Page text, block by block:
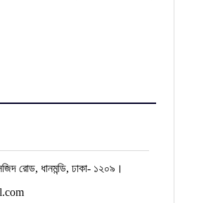
রোড, ধানমন্ডি, ঢাকা- ১২০৯।